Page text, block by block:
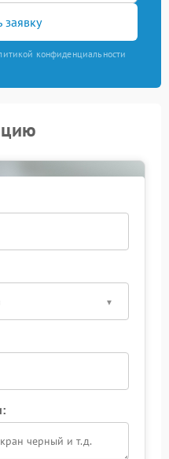
заявку
конфиденциальности